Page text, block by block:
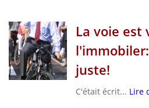
La voie est
juste!
C'était écrit... Lire